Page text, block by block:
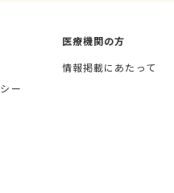
ー
医療機関の方
情報掲載にあたって